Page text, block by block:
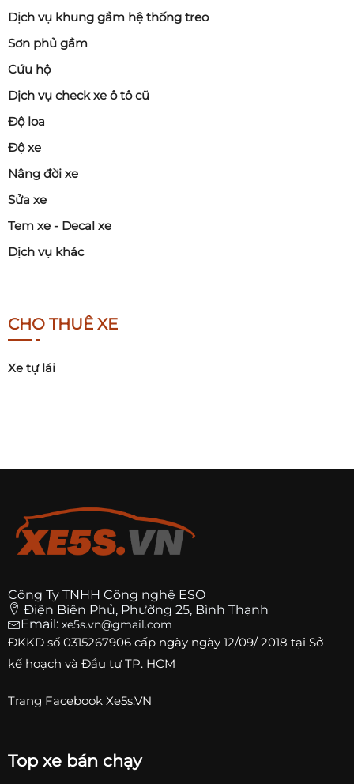
Dịch vụ khung gầm hệ thống treo
Sơn phủ gầm
Cứu hộ
Dịch vụ check xe ô tô cũ
Độ loa
Độ xe
Nâng đời xe
Sửa xe
Tem xe - Decal xe
Dịch vụ khác
CHO THUÊ XE
Xe tự lái
Công Ty TNHH Công nghệ ESO
Điện Biên Phủ, Phường 25, Bình Thạnh
Email: xe5s.vn@gmail.com
ĐKKD số 0315267906 cấp ngày ngày 12/09/ 2018 tại Sở
kế hoạch và Đầu tư TP. HCM
Trang Facebook Xe5s.VN
Top xe bán chạy